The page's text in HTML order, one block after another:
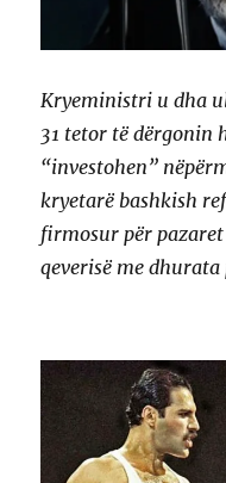
Kryeministri u dha
31 tetor të dërgonin
“investohen”
kryetarë bashkish
firmosur për
qeverisë me